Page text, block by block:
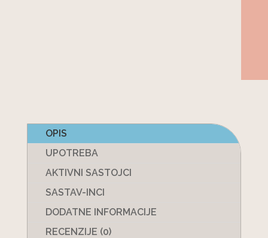
OPIS
UPOTREBA
AKTIVNI SASTOJCI
SASTAV-INCI
DODATNE INFORMACIJE
RECENZIJE (0)